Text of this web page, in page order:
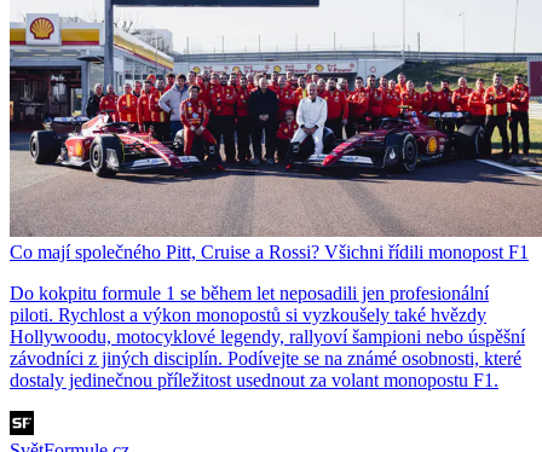
Co mají společného Pitt, Cruise a Rossi? Všichni řídili monopost F1
Do kokpitu formule 1 se během let neposadili jen profesionální
piloti. Rychlost a výkon monopostů si vyzkoušely také hvězdy
Hollywoodu, motocyklové legendy, rallyoví šampioni nebo úspěšní
závodníci z jiných disciplín. Podívejte se na známé osobnosti, které
dostaly jedinečnou příležitost usednout za volant monopostu F1.